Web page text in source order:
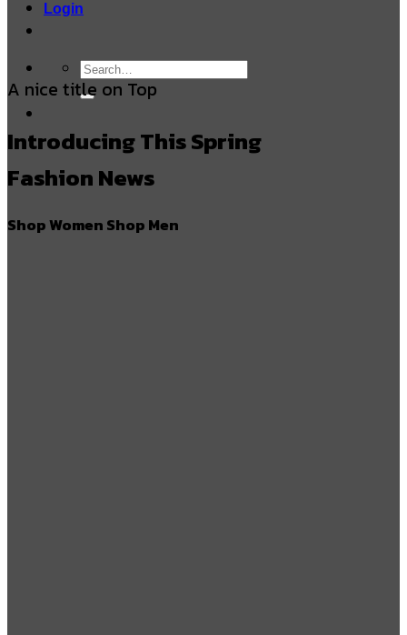
Login
Search
for:
A nice title on Top
Introducing This Spring
Fashion News
Shop Women Shop Men